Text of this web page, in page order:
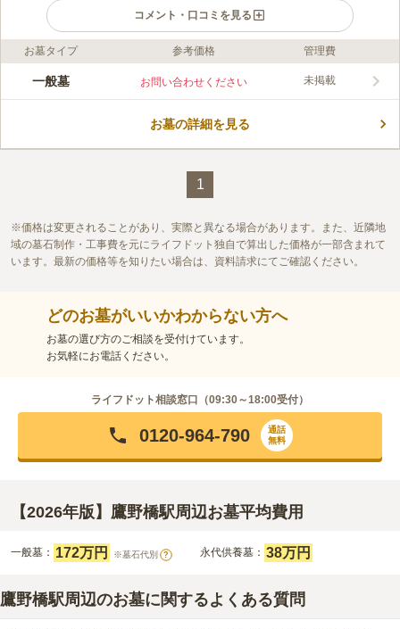
コメント・口コミを見る
ライフドット編集部のコメント
「比治山公園」の近くにあるお墓です。 猿猴川にもほど近い場
るので車でお参りに行くことも可能です。 小高い丘に位置して
この霊園はまだ誰からも評価されていません。
お墓タイプ 参考価格 管理費
一般墓 お問い合わせください 未掲載
お墓の詳細を見る
1
価格は変更されることがあり、実際と異なる場合があります。また、近隣地
域の墓石制作・工事費を元にライフドット独自で算出した価格が一部含まれて
います。最新の価格等を知りたい場合は、資料請求にてご確認ください。
どのお墓がいいかわからない方へ
お墓の選び方のご相談を受付けています。
お気軽にお電話ください。
ライフドット相談窓口（09:30～18:00受付）
0120-964-790
通話
無料
【2026年版】鷹野橋駅周辺お墓平均費用
一般墓： 172万円 ※墓石代別 ? 永代供養墓： 38万円
鷹野橋駅周辺のお墓に関するよくある質問